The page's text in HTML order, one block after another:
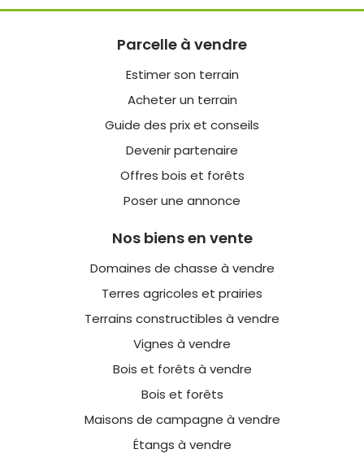
publications
Parcelle à vendre
Estimer son terrain
Acheter un terrain
Guide des prix et conseils
Devenir partenaire
Offres bois et forêts
Poser une annonce
Nos biens en vente
Domaines de chasse à vendre
Terres agricoles et prairies
Terrains constructibles à vendre
Vignes à vendre
Bois et forêts à vendre
Bois et forêts
Maisons de campagne à vendre
Étangs à vendre